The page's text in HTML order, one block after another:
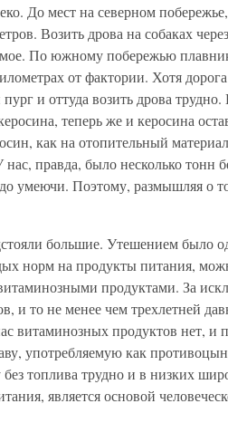
До мест на северном
Возить дрова на собаках
По южному побережью
от фактории. Хотя
пург и оттуда возить дрова
теперь же и керосина
как на отопительный
правда, было несколько тонн
умеючи. Поэтому, размышляя о
большие. Утешением было
норм на продукты питания,
продуктами. За
и то не менее чем трехлетней
витаминозных продуктов нет, и
употребляемую как
топлива трудно и в низких
является основой